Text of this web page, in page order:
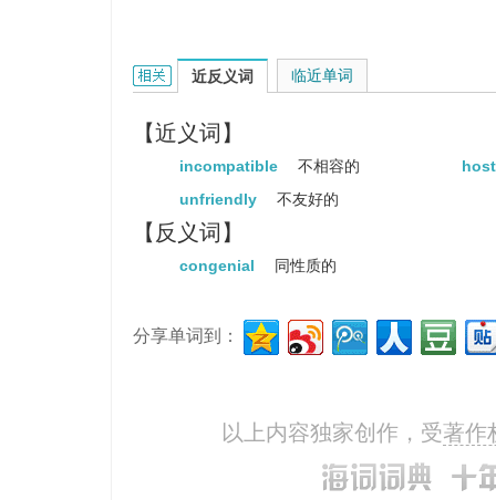
uncongenial的相关资料：
近反义词
【近义词】
incompatible 不相容的
unfriendly
不友好的
【反义词】
congenial 同性质的
临近单词
分享单词到：
以上内容独家创作，受著作